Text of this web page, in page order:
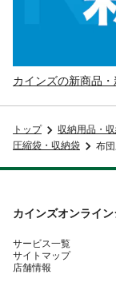
カインズの新商品
トップ 収納用品・
圧縮袋・収納袋
布
カインズオンライ
サービス一覧
サイトマップ
店舗情報